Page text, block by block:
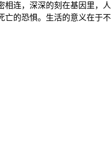
相连，深深的刻在基因里，
亡的恐惧。生活的意义在于